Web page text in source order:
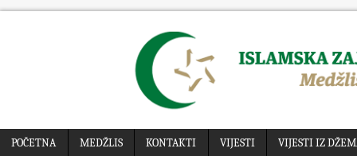
POČETNA MEDŽLIS KONTAKTI VIJESTI VIJESTI IZ